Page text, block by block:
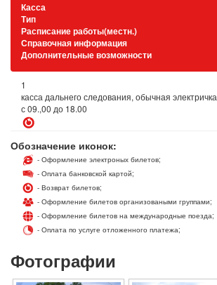
Касса
Тип
Расписание работы(местн.)
Справочная информация
Дополнительные возможности
1
касса дальнего следования, обычная электричка
с 09.,00 до 18.00
Обозначение иконок:
- Оформление электроных билетов;
- Оплата банковской картой;
- Возврат билетов;
- Оформление билетов организоваными группами;
- Оформление билетов на международные поезда;
- Оплата по услуге отложенного платежа;
Фотографии